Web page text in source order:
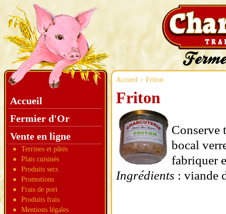
Accueil > Friton
Accueil
Fermier d'Or
Vente en ligne
Terrines et pâtés
Plats cuisinés
Produits secs
Promotions
Frais de port
Produits frais
Mentions légales
Friton
Conserve
bocal
fabriquer
Ingrédients : viande